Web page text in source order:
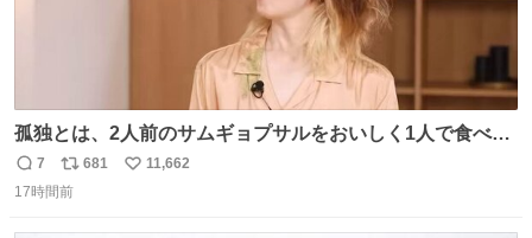
孤独とは、2人前のサムギョプサルをおいしく1人で食べる
ことである←好きすぎる
返
信
7
リ
ポ
681
い
11,662
17時間前